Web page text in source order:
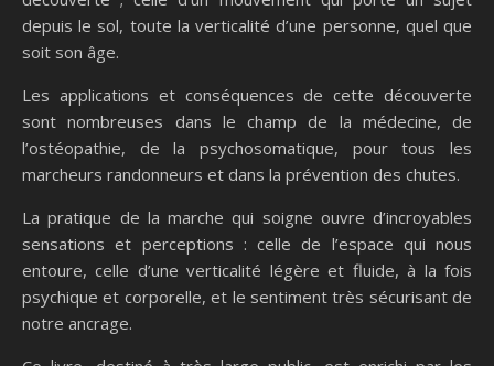
depuis le sol, toute la verticalité d’une personne, quel que
soit son âge.
Les applications et conséquences de cette découverte
sont nombreuses dans le champ de la médecine, de
l’ostéopathie, de la psychosomatique, pour tous les
marcheurs randonneurs et dans la prévention des chutes.
La pratique de la marche qui soigne ouvre d’incroyables
sensations et perceptions : celle de l’espace qui nous
entoure, celle d’une verticalité légère et fluide, à la fois
psychique et corporelle, et le sentiment très sécurisant de
notre ancrage.